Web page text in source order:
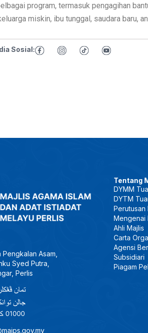
program, termasuk pengagihan
miskin, ibu tunggal, saudara baru,
Sosial:
Pengkalan Asam,
Syed Putra,
Perlis
Tentang
DYMM
DYTM
Perutusan
Mengenai
Ahli Majlis
Carta
Agensi
Subsidiari
Piagam